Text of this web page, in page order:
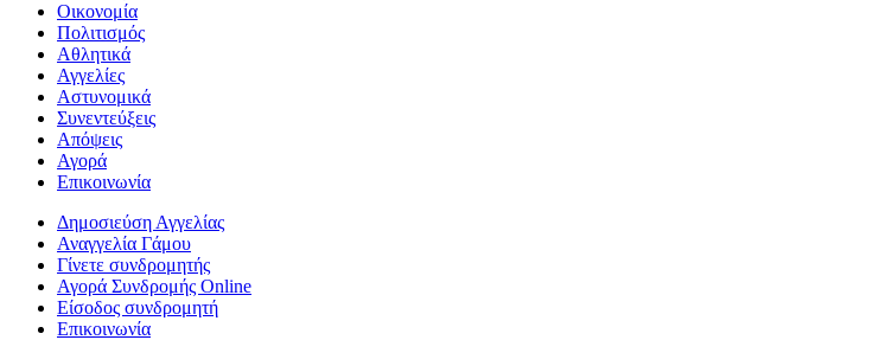
Οικονομία
Πολιτισμός
Αθλητικά
Αγγελίες
Αστυνομικά
Συνεντεύξεις
Απόψεις
Αγορά
Επικοινωνία
Δημοσιεύση Αγγελίας
Αναγγελία Γάμου
Γίνετε συνδρομητής
Αγορά Συνδρομής Online
Είσοδος συνδρομητή
Επικοινωνία